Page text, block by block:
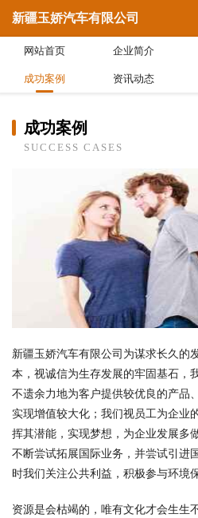
新疆玉娇汽车有限公司
网站首页 企业简介
成功案例 资讯动态
成功案例
SUCCESS CASES
新疆玉娇汽车有限公司为谋求长久的
本，视诚信为生存发展的牢固基石，
不遗余力地为客户提供较优良的产品
实现增值较大化；我们视员工为企业
挥其潜能，实现梦想，为企业发展多
不断尝试拓展国际业务，并尝试引进
时我们关注公共利益，积极参与环境
资源是会枯竭的，唯有文化才会生生